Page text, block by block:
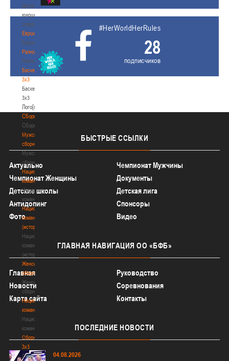
Детско-
юношеские
соревнования
Еврокубки
Еврокубки
Разное
Разное
Баскетбол
3х3
Баскетбол
3х3
Лого[modid=121]
Сборные
Сборные
Мужские
сборные
Мужские
сборные
Национальная
команда
Национальная
команда
Национальная
команда
(история)
Национальная
команда
(история)
Женские
сборные
Женские
сборные
Национальная
команда
Национальная
команда
Сборные
3х3
Сборные
#HerWorldHerRules
28
подписчиков
БЫСТРЫЕ ССЫЛКИ
Актуально
Чемпионат Мужчины
Чемпионат Женщины
Документы
Детские школы
Детская лига
Антидопинг
Спонсоры
Фото
Видео
ГЛАВНАЯ НАВИГАЦИЯ ОО «БФБ»
Главная
Руководство
Новости
Соревнования
Карта сайта
Контакты
ПОСЛЕДНИЕ НОВОСТИ
04.08.2026